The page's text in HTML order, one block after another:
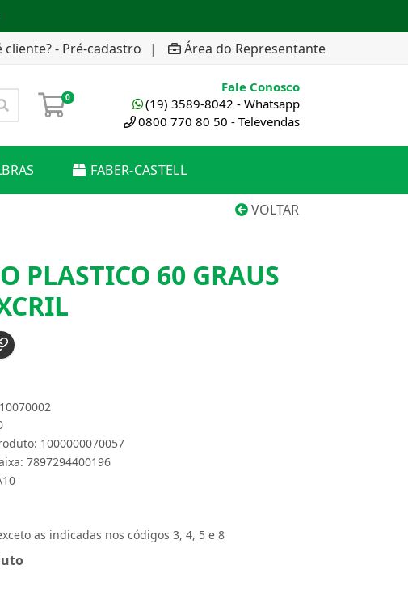
cliente? - Pré-cadastro | Área do Representante
0
Fale Conosco
(19) 3589-8042 - Whatsapp
0800 770 80 50 - Televendas
FABER-CASTELL
VOLTAR
PLASTICO 60 GRAUS
1000000070057
7897294400196
as indicadas nos códigos 3, 4, 5 e 8